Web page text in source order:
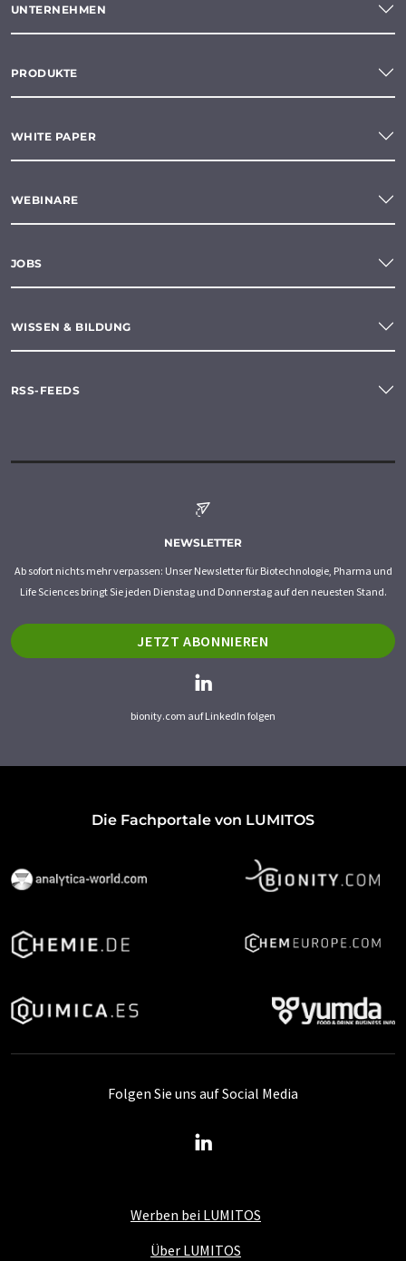
UNTERNEHMEN
PRODUKTE
WHITE PAPER
WEBINARE
JOBS
WISSEN & BILDUNG
RSS-FEEDS
NEWSLETTER
Ab sofort nichts mehr verpassen: Unser Newsletter für Biotechnologie, Pharma und
Life Sciences bringt Sie jeden Dienstag und Donnerstag auf den neuesten Stand.
JETZT ABONNIEREN
bionity.com auf LinkedIn folgen
Die Fachportale von LUMITOS
Werben bei LUMITOS
Über LUMITOS
Folgen Sie uns auf Social Media